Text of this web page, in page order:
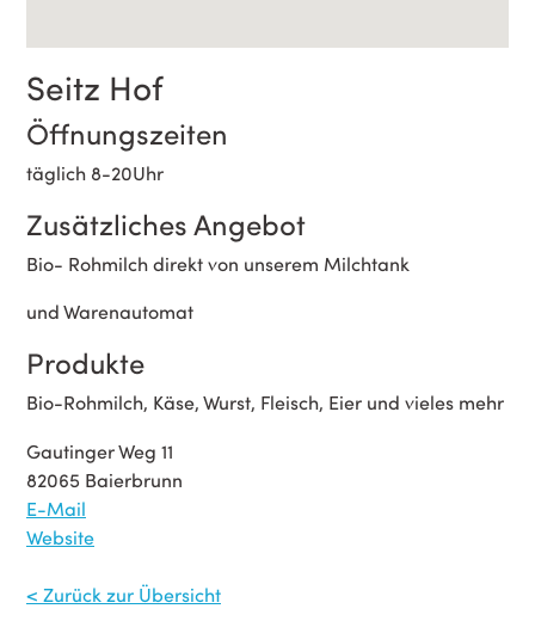
Seitz Hof
Öffnungszeiten
täglich 8-20Uhr
Zusätzliches Angebot
Bio- Rohmilch direkt von unserem Milchtank
und Warenautomat
Produkte
Bio-Rohmilch, Käse, Wurst, Fleisch, Eier und vieles mehr
Gautinger Weg 11
82065 Baierbrunn
E-Mail
Website
< Zurück zur Übersicht